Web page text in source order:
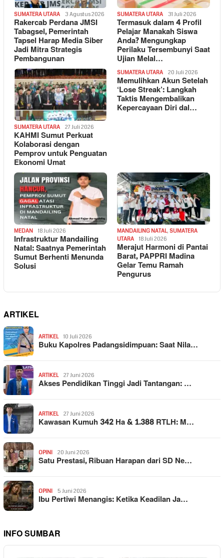
SUMATERA UTARA 3 Agustus 2026
Rakercab Perdana JMSI
Tabagsel, Pemerintah
Tapsel Harap Media Siber
Jadi Mitra Strategis
Pembangunan
SUMATERA UTARA 31 Juli 2026
Termasuk dalam 4 Profil
Pelajar Manakah Siswa
Anda? Mengungkap
Perilaku Tersembunyi Saat
Ujian Melal…
SUMATERA UTARA 27 Juli 2026
KAHMI Sumut Perkuat
Kolaborasi dengan
Pemprov untuk Penguatan
Ekonomi Umat
SUMATERA UTARA 20 Juli 2026
Memulihkan Akun Setelah
‘Lose Streak’: Langkah
Taktis Mengembalikan
Kepercayaan Diri dal…
MEDAN 18 Juli 2026
Infrastruktur Mandailing
Natal: Saatnya Pemerintah
Sumut Berhenti Menunda
Solusi
MANDAILING NATAL, SUMATERA
UTARA
18 Juli 2026
Merajut Harmoni di Pantai
Barat, PAPPRI Madina
Gelar Temu Ramah
Pengurus
ARTIKEL
ARTIKEL 10 Juli 2026
Buku Kapolres Padangsidimpuan: Saat Nila…
ARTIKEL 27 Juni 2026
Akses Pendidikan Tinggi Jadi Tantangan: …
ARTIKEL 27 Juni 2026
Kawasan Kumuh 342 Ha & 1.388 RTLH: M…
OPINI 20 Juni 2026
Satu Prestasi, Ribuan Harapan dari SD Ne…
OPINI 5 Juni 2026
Ibu Pertiwi Menangis: Ketika Keadilan Ja…
INFO SUMBAR